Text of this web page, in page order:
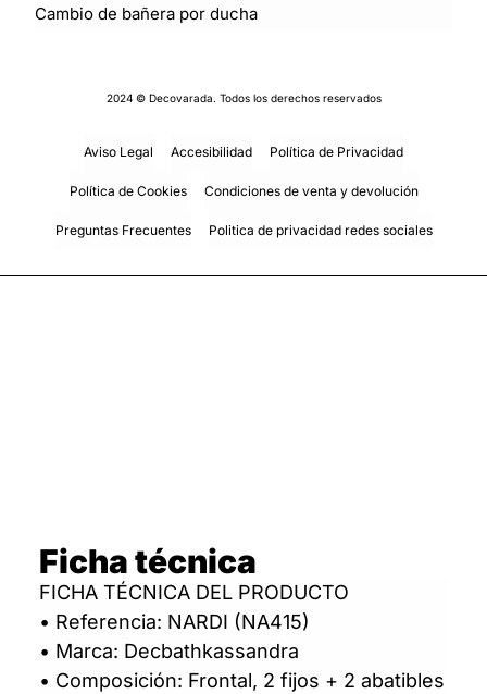
Cambio de bañera por ducha
Aviso Legal Accesibilidad Política de Privacidad
Política de Cookies Condiciones de venta y devolución
Preguntas Frecuentes Politica de privacidad redes sociales
2024 © Decovarada. Todos los derechos reservados
Ficha técnica
FICHA TÉCNICA DEL PRODUCTO
• Referencia: NARDI (NA415)
• Marca: Decbathkassandra
• Composición: Frontal, 2 fijos + 2 abatibles